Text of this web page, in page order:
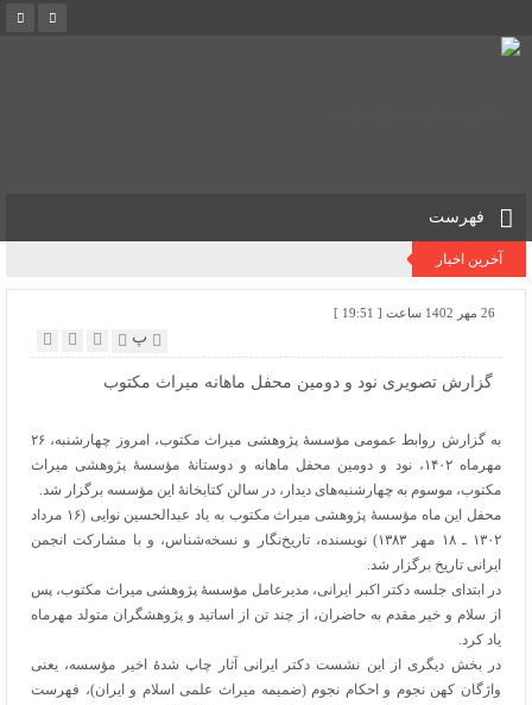
فهرست
آخرین اخبار
26 مهر 1402 ساعت [ 19:51 ]
پ
گزارش تصویری نود و دومین محفل ماهانه میراث مکتوب
به گزارش روابط عمومی مؤسسۀ پژوهشی میراث مکتوب، امروز چهارشنبه، ۲۶
مهرماه ۱۴۰۲، نود و دومین محفل ماهانه و دوستانۀ مؤسسۀ پژوهشی میراث
مکتوب، موسوم به چهارشنبه‌های دیدار، در سالن کتابخانۀ این مؤسسه برگزار شد.
محفل این ماه مؤسسۀ پژوهشی میراث مکتوب به یاد عبدالحسین نوایی (۱۶ مرداد
۱۳۰۲ ـ ۱۸ مهر ۱۳۸۳) نویسنده، تاریخ‌نگار و نسخه‌شناس، و با مشارکت انجمن
ایرانی تاریخ برگزار شد.
در ابتدای جلسه دکتر اکبر ایرانی، مدیرعامل مؤسسۀ پژوهشی میراث مکتوب، پس
از سلام و خیر مقدم به حاضران، از چند تن از اساتید و پژوهشگران متولد مهرماه
یاد کرد.
در بخش دیگری از این نشست دکتر ایرانی آثار چاپ شدۀ اخیر مؤسسه، یعنی
واژگان کهن نجوم و احکام نجوم (ضمیمه میراث علمی اسلام و ایران)، فهرست